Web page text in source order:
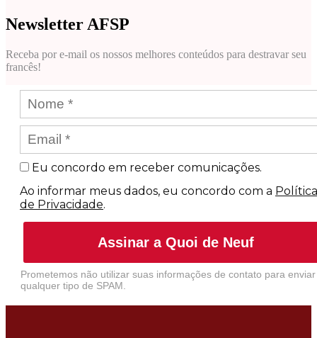
Newsletter AFSP
Receba por e-mail os nossos melhores conteúdos para destravar seu
francês!
Eu concordo em receber comunicações.
Ao informar meus dados, eu concordo com a Política
de Privacidade.
Assinar a Quoi de Neuf
Prometemos não utilizar suas informações de contato para enviar
qualquer tipo de SPAM.